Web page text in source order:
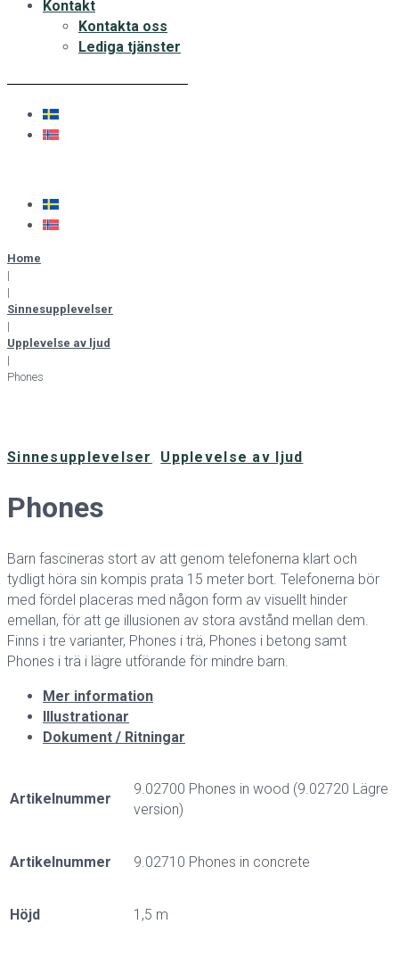
Kontakt
Kontakta oss
Lediga tjänster
Home
|
|
Sinnesupplevelser
|
Upplevelse av ljud
|
Phones
Sinnesupplevelser , Upplevelse av ljud
Phones
Barn fascineras stort av att genom telefonerna klart och
tydligt höra sin kompis prata 15 meter bort. Telefonerna bör
med fördel placeras med någon form av visuellt hinder
emellan, för att ge illusionen av stora avstånd mellan dem.
Finns i tre varianter, Phones i trä, Phones i betong samt
Phones i trä i lägre utförande för mindre barn.
Mer information
Illustrationar
Dokument / Ritningar
Artikelnummer
9.02700 Phones in wood (9.02720 Lägre
version)
Artikelnummer 9.02710 Phones in concrete
Höjd 1,5 m